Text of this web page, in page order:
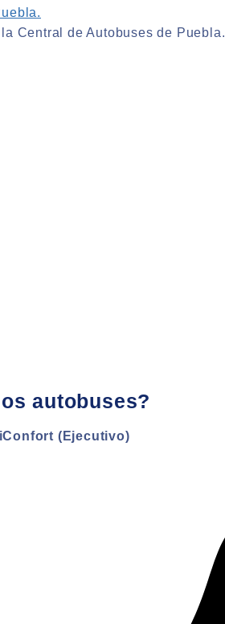
Central de Autobuses de Puebla.
autobuses?
(Ejecutivo)